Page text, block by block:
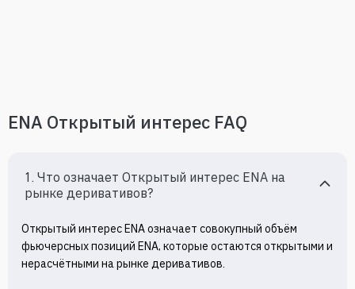
ENA Oткрытый интерес FAQ
1. Что означает Oткрытый интерес ENA на
рынке деривативов?
Oткрытый интерес ENA означает совокупный объём
фьючерсных позиций ENA, которые остаются открытыми и
нерасчётными на рынке деривативов.